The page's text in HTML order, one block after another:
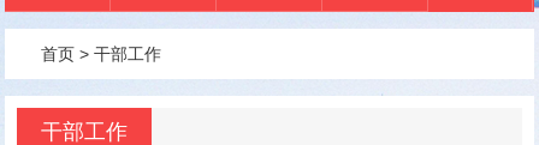
首页 >干部工作
干部工作